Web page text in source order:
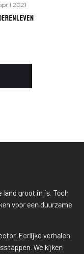
2021
groot in is. Toch
voor een duurzame
Eerlijke verhalen
We kijken